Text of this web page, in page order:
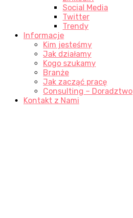
Social Media
Twitter
Trendy
Informacje
Kim jesteśmy
Jak działamy
Kogo szukamy
Branże
Jak zacząć pracę
Consulting – Doradztwo
Kontakt z Nami